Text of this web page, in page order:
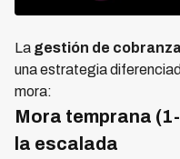
La gestión de
una estrategia
mora:
Mora temprana
la escalada